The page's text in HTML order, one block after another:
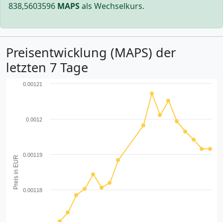
838,5603596 MAPSals Wechselkurs.
Preisentwicklung (MAPS) der
letzten 7 Tage
Preis in EUR
0.00118
0.00119
0.0012
0.00121